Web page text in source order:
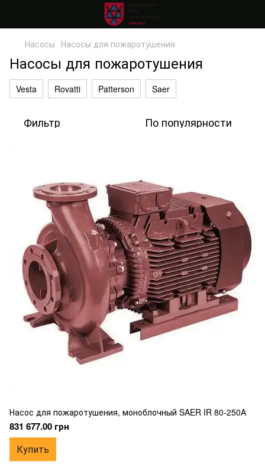
Насосы Насосы для пожаротушения
Насосы для пожаротушения
Vesta Rovatti Patterson Saer
Фильтр По популярности
Насос для пожаротушения, моноблочный SAER IR 80-250A
831 677.00 грн
Купить